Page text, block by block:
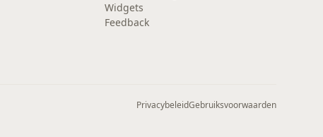
Widgets
Feedback
PrivacybeleidGebruiksvoorwaarden